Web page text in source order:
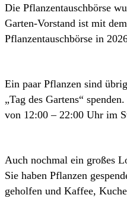
Die Pflanzentauschbörse
Garten-Vorstand ist mit
Pflanzentauschbörse in
Ein paar Pflanzen sind
„Tag des Gartens“
von 12:00 – 22:00 Uhr im
Auch nochmal ein großes
Sie haben Pflanzen
geholfen und Kaffee,